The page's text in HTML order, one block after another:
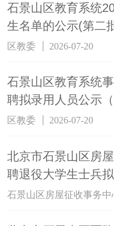
石景山区教育系统
生名单的公示(第二
区教委 2026-07-20
石景山区教育系统
聘拟录用人员公示（
区教委 2026-07-20
北京市石景山区房
聘退役大学生士兵
石景山区房屋征收事务中